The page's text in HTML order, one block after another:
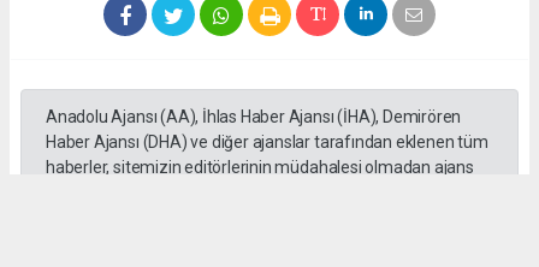
Anadolu Ajansı (AA), İhlas Haber Ajansı (İHA), Demirören
Haber Ajansı (DHA) ve diğer ajanslar tarafından eklenen tüm
haberler, sitemizin editörlerinin müdahalesi olmadan ajans